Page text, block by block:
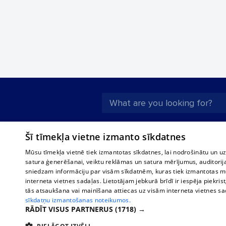
About us
For business
Tariffs
Privacy policy
Cookie settings
Bus
Train
Šī tīmekļa vietne izmanto sīkdatnes
Mūsu tīmekļa vietnē tiek izmantotas sīkdatnes, lai nodrošinātu un
satura ģenerēšanai, veiktu reklāmas un satura mērījumus,
sniedzam informāciju par visām sīkdatnēm, kuras tiek izmantotas
interneta vietnes sadaļas. Lietotājam jebkurā brīdī ir iespēja
tās atsaukšana vai mainīšana attiecas uz visām interneta vietnes
sīkdatņu izmantošanas noteikumos.
RĀDĪT VISUS PARTNERUS (1718) →